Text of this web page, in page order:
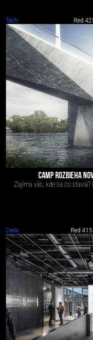
Tech Red 4
CAMP ROZBIEHA
Zajíma vás, kde sa čo
Diela Red 4